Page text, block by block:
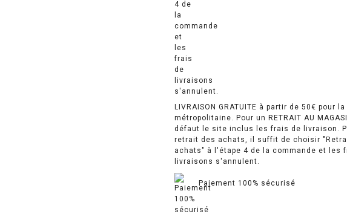
LIVRAISON GRATUITE à partir de 50€ pour
métropolitaine. Pour un RETRAIT AU
défaut le site inclus les frais de livraison.
retrait des achats, il suffit de choisir
achats" à l'étape 4 de la commande et les
livraisons s'annulent.
Paiement 100% sécurisé